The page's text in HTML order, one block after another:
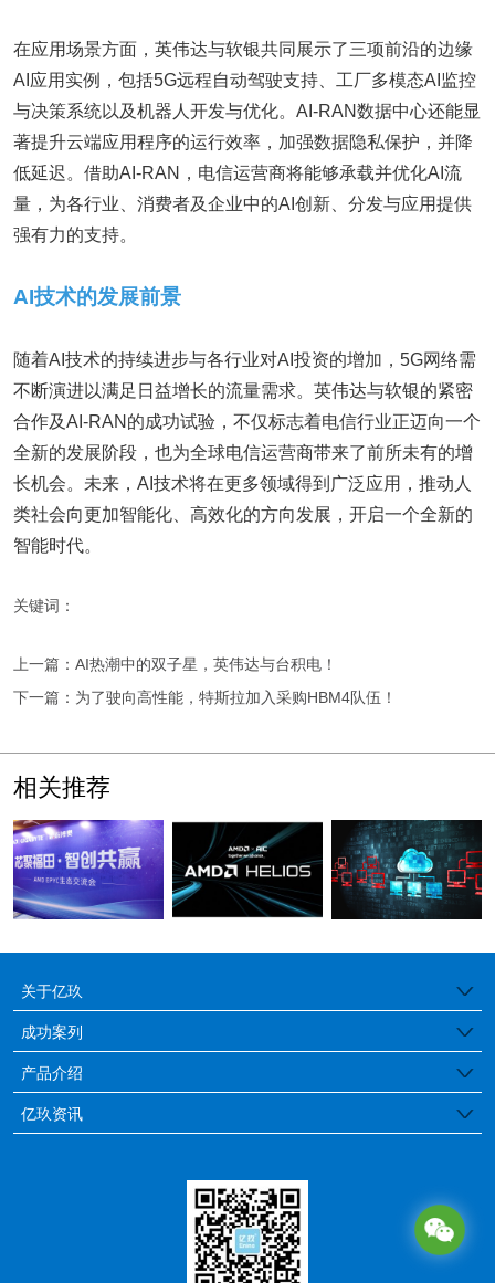
在应用场景方面，英伟达与软银共同展示了三项前沿的边缘
AI应用实例，包括5G远程自动驾驶支持、工厂多模态AI监控
与决策系统以及机器人开发与优化。AI-RAN数据中心还能显
著提升云端应用程序的运行效率，加强数据隐私保护，并降
低延迟。借助AI-RAN，电信运营商将能够承载并优化AI流
量，为各行业、消费者及企业中的AI创新、分发与应用提供
强有力的支持。
AI技术的发展前景
随着AI技术的持续进步与各行业对AI投资的增加，5G网络需
不断演进以满足日益增长的流量需求。英伟达与软银的紧密
合作及AI-RAN的成功试验，不仅标志着电信行业正迈向一个
全新的发展阶段，也为全球电信运营商带来了前所未有的增
长机会。未来，AI技术将在更多领域得到广泛应用，推动人
类社会向更加智能化、高效化的方向发展，开启一个全新的
智能时代。
关键词：
上一篇：AI热潮中的双子星，英伟达与台积电！
下一篇：为了驶向高性能，特斯拉加入采购HBM4队伍！
相关推荐
关于亿玖
公司简介
品牌特色
发展历程
成功案列
医疗行业
金融保险
产品介绍
边缘工控服务器
亿玖资讯